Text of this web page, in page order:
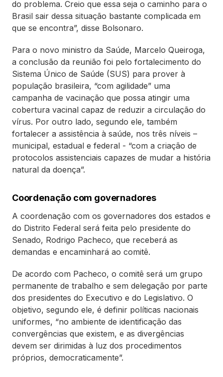
do problema. Creio que essa seja o caminho para o
Brasil sair dessa situação bastante complicada em
que se encontra”, disse Bolsonaro.
Para o novo ministro da Saúde, Marcelo Queiroga,
a conclusão da reunião foi pelo fortalecimento do
Sistema Único de Saúde (SUS) para prover à
população brasileira, “com agilidade” uma
campanha de vacinação que possa atingir uma
cobertura vacinal capaz de reduzir a circulação do
vírus. Por outro lado, segundo ele, também
fortalecer a assistência à saúde, nos três níveis –
municipal, estadual e federal - “com a criação de
protocolos assistenciais capazes de mudar a história
natural da doença”.
Coordenação com governadores
A coordenação com os governadores dos estados e
do Distrito Federal será feita pelo presidente do
Senado, Rodrigo Pacheco, que receberá as
demandas e encaminhará ao comitê.
De acordo com Pacheco, o comitê será um grupo
permanente de trabalho e sem delegação por parte
dos presidentes do Executivo e do Legislativo. O
objetivo, segundo ele, é definir políticas nacionais
uniformes, “no ambiente de identificação das
convergências que existem, e as divergências
devem ser dirimidas à luz dos procedimentos
próprios, democraticamente”.